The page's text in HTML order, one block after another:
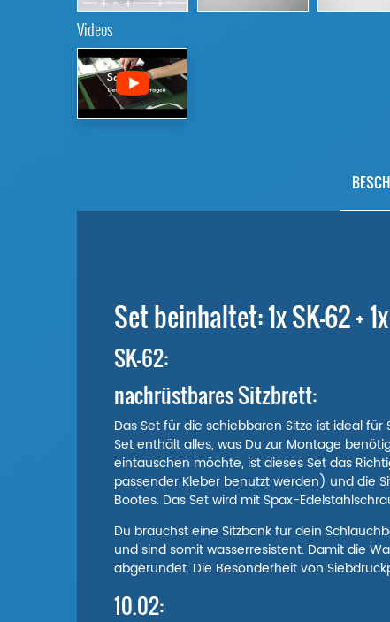
Videos
Set beinhaltet: 1x SK-62 +
SK-62:
nachrüstbares Sitzbrett:
Das Set für die schiebbaren Sitze ist ideal
Set enthält alles, was Du zur Montage
eintauschen möchte, ist dieses Set das
passender Kleber benutzt werden) und die
Bootes. Das Set wird mit Spax-
Du brauchst eine Sitzbank für dein
und sind somit wasserresistent. Damit die
abgerundet. Die Besonderheit von
10.02: